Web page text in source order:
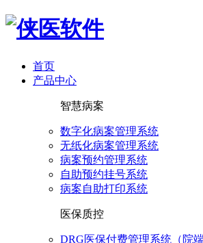
首页
产品中心
智慧病案
数字化病案管理系统
无纸化病案管理系统
病案预约管理系统
自助预约挂号系统
病案自助打印系统
医保质控
DRG医保付费管理系统（院端